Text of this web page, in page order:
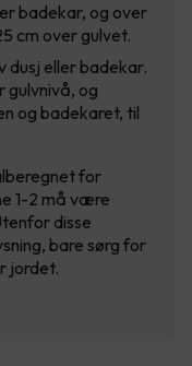
badekar, og over
cm over gulvet.
dusj eller badekar.
gulvnivå, og
og badekaret, til
for
1-2 må være
disse
bare sørg for
jordet.